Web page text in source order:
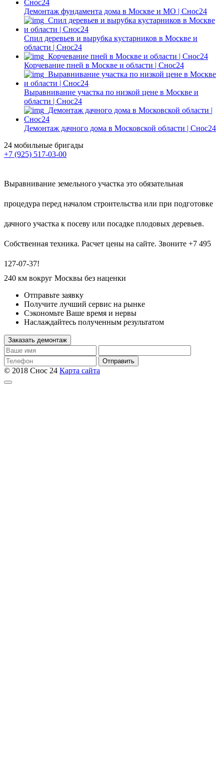
Демонтаж фундамента дома в Москве и МО | Снос24
Спил деревьев и вырубка кустарников в Москве и
области | Снос24
Корчевание пней в Москве и области | Снос24
Выравнивание участка по низкой цене в Москве и
области | Снос24
Демонтаж дачного дома в Московской области | Снос24
24 мобильные бригады
+7 (925) 517-03-00
Выравнивание земельного участка это обязательная
процедура перед началом строительства или при подготовке
дачного участка к посеву или посадке плодовых деревьев.
Собственная техника. Расчет цены на сайте. Звоните +7 495
127-07-37!
240 км вокруг Москвы без наценки
Отправьте заявку
Получите лучший сервис на рынке
Сэкономьте Ваше время и нервы
Наслаждайтесь полученным результатом
Заказать демонтаж
Отправить
© 2018 Снос 24 Карта сайта